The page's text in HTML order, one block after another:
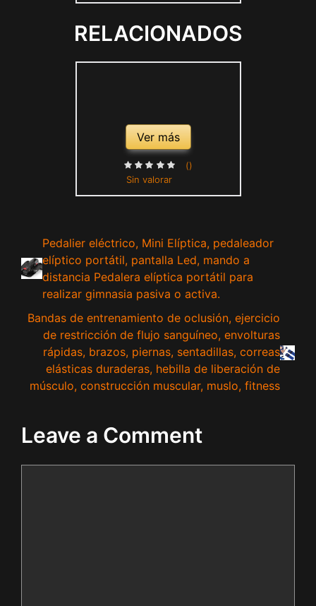
Pilates, Natación,
RELACIONADOS
Ver más
Sin valorar
()
Pedalier eléctrico, Mini Elíptica, pedaleador
elíptico portátil, pantalla Led, mando a
distancia Pedalera elíptica portátil para
realizar gimnasia pasiva o activa.
Bandas de entrenamiento de oclusión, ejercicio
de restricción de flujo sanguíneo, envolturas
rápidas, brazos, piernas, sentadillas, correas
elásticas duraderas, hebilla de liberación de
músculo, construcción muscular, muslo, fitness
Leave a Comment